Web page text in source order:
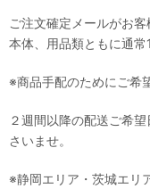
ご注文確定メールがお
本体、用品類ともに通常
※商品手配のためにご希
２週間以降の配送ご希
さいませ。
※静岡エリア・茨城エリ